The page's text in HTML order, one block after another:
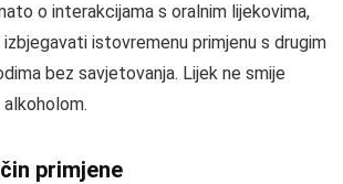
o interakcijama s oralnim lijekovima,
istovremenu primjenu s drugim
bez savjetovanja. Lijek ne smije
primjene